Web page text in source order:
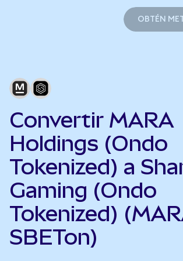
OBTÉN
Convertir MARA
Holdings (Ondo
Tokenized) a
Gaming (Ondo
Tokenized)
SBETon)